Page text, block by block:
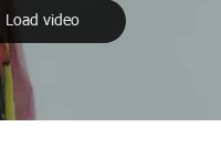
Load video